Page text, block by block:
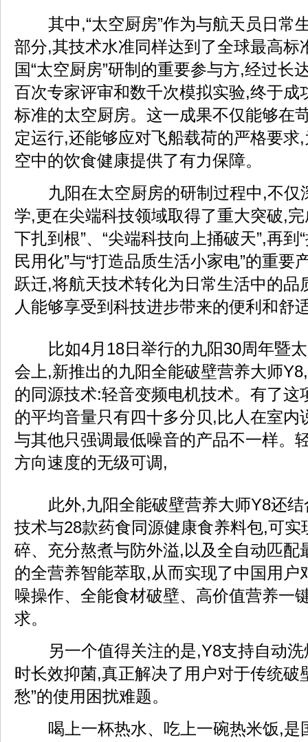
其中,“太空厨房”作为与航天员日常
部分,其技术水准同样达到了全球最高标
国“太空厨房”研制的重要参与方,经过长
百次专家评审和数千次模拟实验,终于成
标准的太空厨房。这一成果不仅能够在
定运行,还能够应对飞船载荷的严格要求
空中的饮食健康提供了有力保障。
九阳在太空厨房的研制过程中,不仅
学,更在尖端科技领域取得了重大突破,
下扎到根”、“尖端科技向上捅破天”,再到
民用化”与“打造品质生活小家电”的重要
跃迁,将航天技术转化为日常生活中的品
人能够享受到科技进步带来的便利和舒
比如4月18日举行的九阳30周年暨
会上,新推出的九阳全能破壁营养大师
的同源技术:轻音变频电机技术。有了这
的平均音量只有四十多分贝,比人在室内
与其他只强调最低噪音的产品不一样。
方向速度的无级可调,
此外,九阳全能破壁营养大师Y8还
技术与28款药食同源健康食养料包,可实
碎、充分熬煮与防外溢,以及全自动匹配
的全营养智能萃取,从而实现了中国用户
噪操作、全能食材破壁、高价值营养一
求。
另一个值得关注的是,Y8支持自动
时长效抑菌,真正解决了用户对于传统破
愁”的使用困扰难题。
喝上一杯热水、吃上一碗热米饭,是